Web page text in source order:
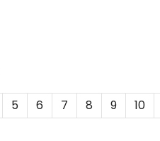
5 6 7 8 9 10